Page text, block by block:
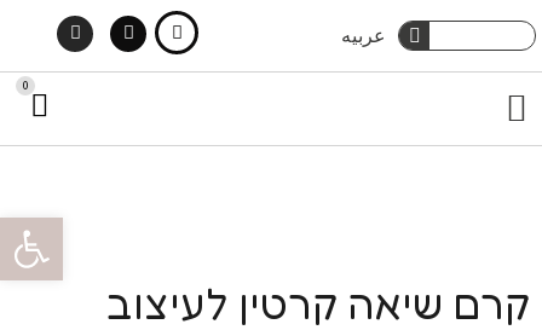
דילוג
חיפוש
חיפוש
عربيه
Facebook
Instagram
תפריט 0
קרם שיאה קרטין לעיצוב
פתח